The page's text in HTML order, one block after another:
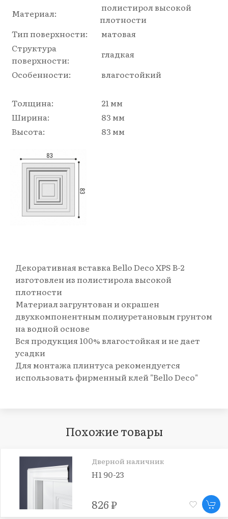
Материал:
полистирол высокой
плотности
Тип поверхности:
матовая
Структура
поверхности:
гладкая
Особенности:
влагостойкий
Толщина:
21 мм
Ширина:
83 мм
Высота:
83 мм
Декоративная вставка Bello Deco XPS В-2
изготовлен из полистирола высокой
плотности
Материал загрунтован и окрашен
двухкомпонентным полиуретановым грунтом
на водной основе
Вся продукция 100% влагостойкая и не дает
усадки
Для монтажа плинтуса рекомендуется
использовать фирменный клей "Bello Deco"
Похожие товары
Дверной наличник
Н1 90-23
826 ₽